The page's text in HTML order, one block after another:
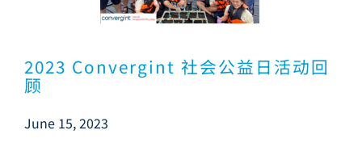
2023 Convergint 社会公益日活动回
顾
June 15, 2023